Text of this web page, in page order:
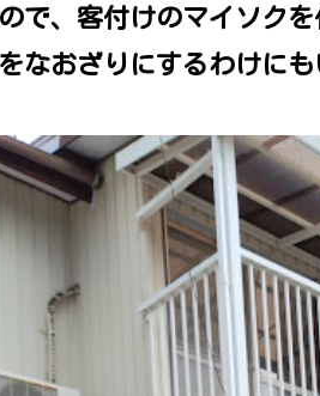
で、客付けのマイソク
なおざりにするわけにも